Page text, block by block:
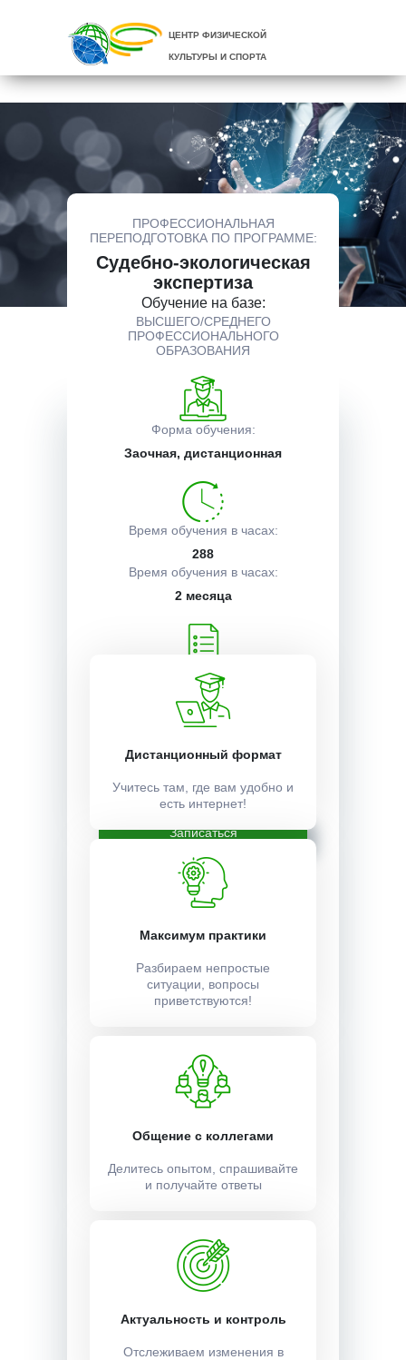
ЦЕНТР ФИЗИЧЕСКОЙ
КУЛЬТУРЫ И СПОРТА
ПРОФЕССИОНАЛЬНАЯ
ПЕРЕПОДГОТОВКА ПО ПРОГРАММЕ:
Судебно-экологическая
экспертиза
Обучение на базе:
ВЫСШЕГО/СРЕДНЕГО
ПРОФЕССИОНАЛЬНОГО
ОБРАЗОВАНИЯ
Форма обучения:
Заочная, дистанционная
Время обучения в часах:
288
Время обучения в часах:
2 месяца
Учебный план:
Получить
Стоимость:
12000 ₽
Записаться
Описание курса
Получаемые документы
Условия поступления
Дистанционный формат
Учитесь там, где вам удобно и
есть интернет!
Максимум практики
Разбираем непростые
ситуации, вопросы
приветствуются!
Общение с коллегами
Делитесь опытом, спрашивайте
и получайте ответы
Актуальность и контроль
Отслеживаем изменения в